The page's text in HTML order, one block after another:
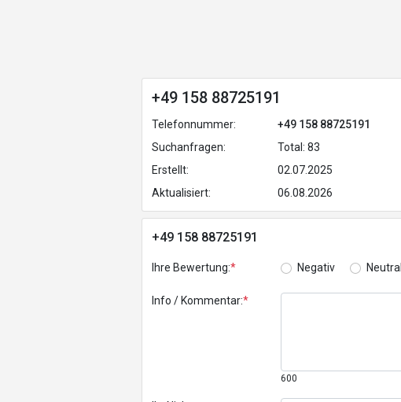
+49 158 88725191
Telefonnummer:
+49 158 88725191
Suchanfragen:
Total: 83
Erstellt:
02.07.2025
Aktualisiert:
06.08.2026
+49 158 88725191
Ihre Bewertung:* Negativ Neutral
Info / Kommentar:*
600